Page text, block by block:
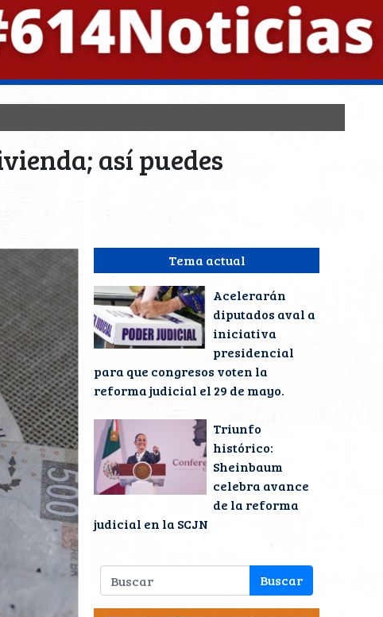
así puedes
Tema actual
Acelerarán
diputados aval a
iniciativa
presidencial
para que congresos voten la
reforma judicial el 29 de mayo.
Triunfo
histórico:
Sheinbaum
celebra avance
de la reforma
judicial en la SCJN